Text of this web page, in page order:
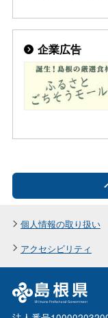
企業広告
個人情報の取り扱い
アクセシビリティ